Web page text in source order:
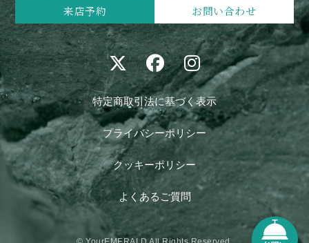
来店予約 お問い合わせ
特定商取引法に基づく表示
プライバシーポリシー
クッキーポリシー
よくあるご質問